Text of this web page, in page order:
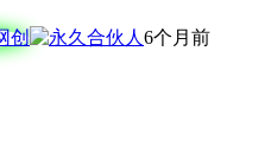
6个月前